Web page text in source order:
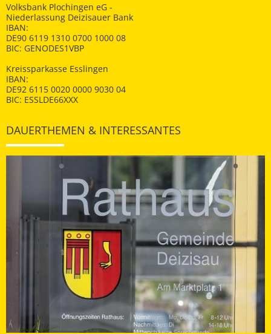
Volksbank Plochingen eG -
Niederlassung Deizisauer Bank
IBAN:
DE90 6119 1310 0700 1000 08
BIC: GENODES1VBP
Kreissparkasse Esslingen
IBAN:
DE92 6115 0020 0000 9030 04
BIC: ESSLDE66XXX
DAUERTHEMEN & INTERESSANTES